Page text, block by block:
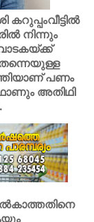
നിന്നും
പണം
അതിഥി